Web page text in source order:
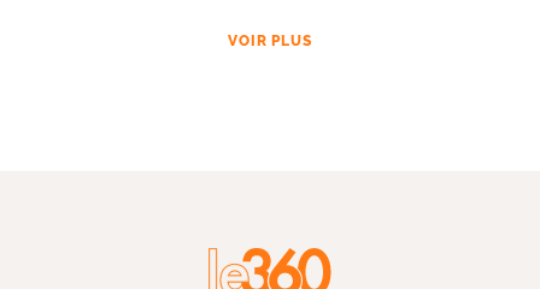
VOIR PLUS